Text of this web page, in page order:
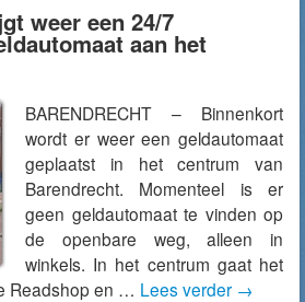
weer een 24/7
aan het
BARENDRECHT – Binnenkort
wordt er weer een geldautomaat
geplaatst in het centrum van
Barendrecht. Momenteel is er
geen geldautomaat te vinden op
de openbare weg, alleen in
winkels. In het centrum gaat het
Readshop en … Lees verder →